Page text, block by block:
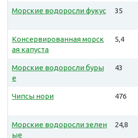
Морские водоросли фукус 35
Консервированная морск
ая капуста
5,4
Морские водоросли буры
е
43
Чипсы нори 476
Морские водоросли зелен
ые
24,8